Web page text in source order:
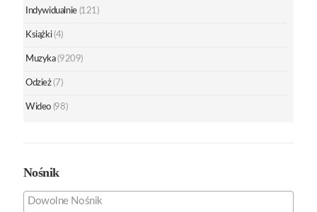
Indywidualnie (121)
Książki (4)
Muzyka (9209)
Odzież (7)
Wideo (98)
Nośnik